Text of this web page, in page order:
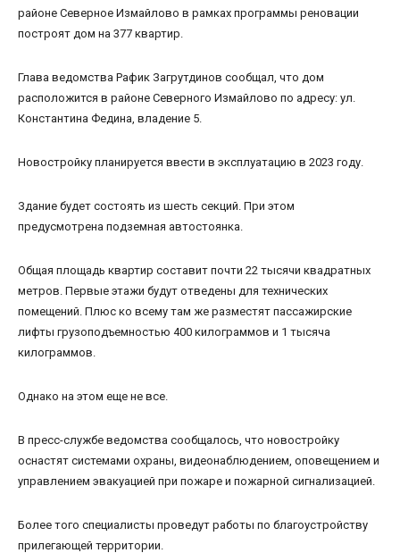
районе Северное Измайлово в рамках программы реновации
построят дом на 377 квартир.
Глава ведомства Рафик Загрутдинов сообщал, что дом
расположится в районе Северного Измайлово по адресу: ул.
Константина Федина, владение 5.
Новостройку планируется ввести в эксплуатацию в 2023 году.
Здание будет состоять из шесть секций. При этом
предусмотрена подземная автостоянка.
Общая площадь квартир составит почти 22 тысячи квадратных
метров. Первые этажи будут отведены для технических
помещений. Плюс ко всему там же разместят пассажирские
лифты грузоподъемностью 400 килограммов и 1 тысяча
килограммов.
Однако на этом еще не все.
В пресс-службе ведомства сообщалось, что новостройку
оснастят системами охраны, видеонаблюдением, оповещением и
управлением эвакуацией при пожаре и пожарной сигнализацией.
Более того специалисты проведут работы по благоустройству
прилегающей территории.